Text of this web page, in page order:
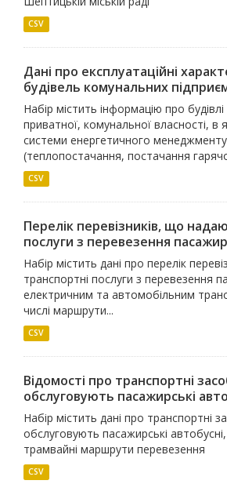
CSV
Дані про експлуатаційні
будівель комунальних
Набір містить інформацію про
приватної, комунальної власності, в
системи енергетичного менеджменту
(теплопостачання, постачання
CSV
Перелік перевізників, що
послуги з перевезення
Набір містить дані про перелік
транспортні послуги з перевезення
електричним та автомобільним
числі маршрути...
CSV
Відомості про транспортні
обслуговують пасажирські
Набір містить дані про транспортні
обслуговують пасажирські
трамвайні маршрути перевезення
CSV